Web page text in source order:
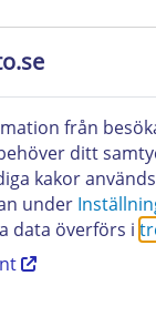
till oss:
för
från
ditt
kakor
under
data överförs i